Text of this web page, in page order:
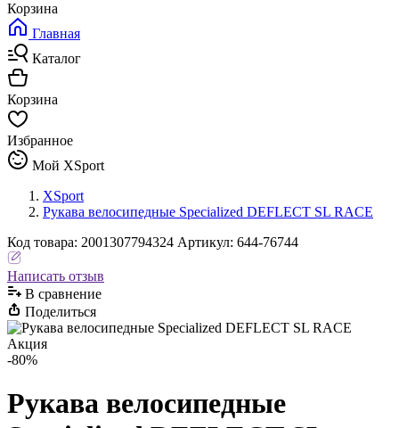
Корзина
Главная
Каталог
Корзина
Избранное
Мой XSport
XSport
Рукава велосипедные Specialized DEFLECT SL RACE
Код товара: 2001307794324 Артикул: 644-76744
Написать отзыв
В сравнениe
Поделиться
Акция
-80%
Рукава велосипедные